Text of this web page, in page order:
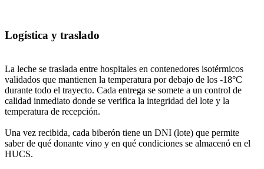
Logística y traslado
La leche se traslada entre hospitales en contenedores isotérmicos
validados que mantienen la temperatura por debajo de los -18°C
durante todo el trayecto. Cada entrega se somete a un control de
calidad inmediato donde se verifica la integridad del lote y la
temperatura de recepción.
Una vez recibida, cada biberón tiene un DNI (lote) que permite
saber de qué donante vino y en qué condiciones se almacenó en el
HUCS.